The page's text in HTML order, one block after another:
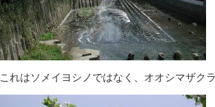
これはソメイヨシノではなく、オオシマザク